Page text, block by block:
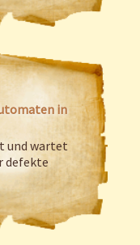
in
und wartet
defekte